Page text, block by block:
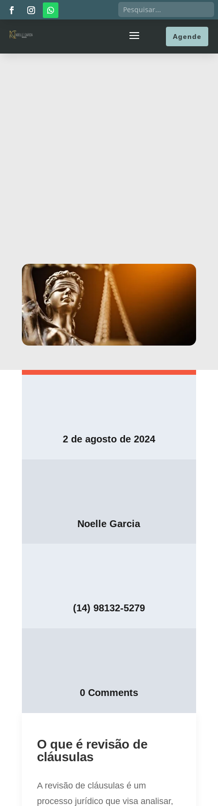
Agende
2 de agosto de 2024
Noelle Garcia
(14) 98132-5279
0 Comments
O que é revisão de
cláusulas
A revisão de cláusulas é um
processo jurídico que visa analisar,